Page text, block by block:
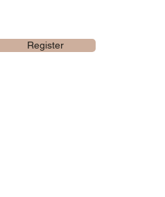
Register